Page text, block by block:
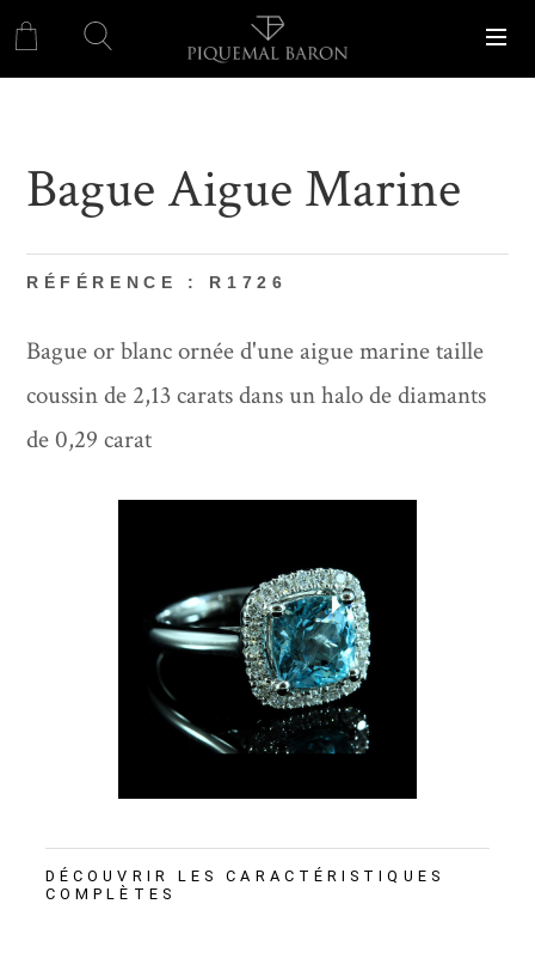
Bague Aigue Marine
RÉFÉRENCE : R1726
Bague or blanc ornée d'une aigue marine taille
coussin de 2,13 carats dans un halo de diamants
de 0,29 carat
DÉCOUVRIR LES CARACTÉRISTIQUES
COMPLÈTES